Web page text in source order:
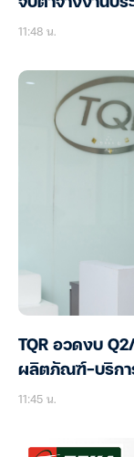
11:48 น.
TQR อวดงบ
ผลิตภัณฑ์-บริกา
11:45 น.